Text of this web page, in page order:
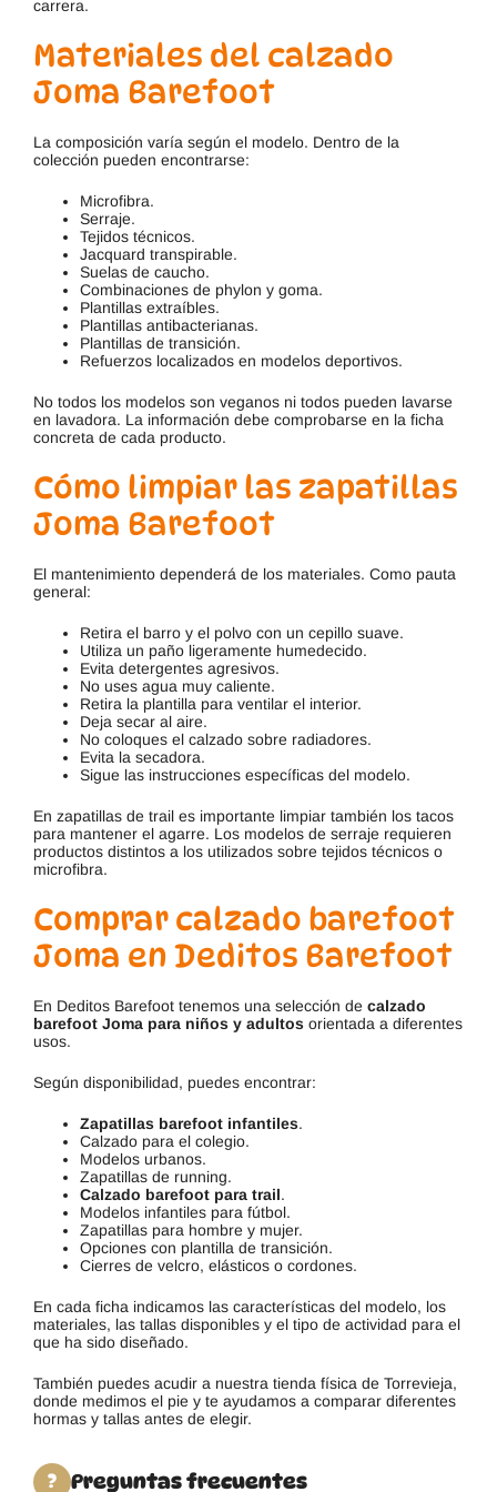
carrera.
Materiales del calzado
Joma Barefoot
La composición varía según el modelo. Dentro de la
colección pueden encontrarse:
Microfibra.
Serraje.
Tejidos técnicos.
Jacquard transpirable.
Suelas de caucho.
Combinaciones de phylon y goma.
Plantillas extraíbles.
Plantillas antibacterianas.
Plantillas de transición.
Refuerzos localizados en modelos deportivos.
No todos los modelos son veganos ni todos pueden lavarse
en lavadora. La información debe comprobarse en la ficha
concreta de cada producto.
Cómo limpiar las zapatillas
Joma Barefoot
El mantenimiento dependerá de los materiales. Como pauta
general:
Retira el barro y el polvo con un cepillo suave.
Utiliza un paño ligeramente humedecido.
Evita detergentes agresivos.
No uses agua muy caliente.
Retira la plantilla para ventilar el interior.
Deja secar al aire.
No coloques el calzado sobre radiadores.
Evita la secadora.
Sigue las instrucciones específicas del modelo.
En zapatillas de trail es importante limpiar también los tacos
para mantener el agarre. Los modelos de serraje requieren
productos distintos a los utilizados sobre tejidos técnicos o
microfibra.
Comprar calzado barefoot
Joma en Deditos Barefoot
En Deditos Barefoot tenemos una selección de calzado
barefoot Joma para niños y adultos orientada a diferentes
usos.
Según disponibilidad, puedes encontrar:
Zapatillas barefoot infantiles.
Calzado para el colegio.
Modelos urbanos.
Zapatillas de running.
Calzado barefoot para trail.
Modelos infantiles para fútbol.
Zapatillas para hombre y mujer.
Opciones con plantilla de transición.
Cierres de velcro, elásticos o cordones.
En cada ficha indicamos las características del modelo, los
materiales, las tallas disponibles y el tipo de actividad para el
que ha sido diseñado.
También puedes acudir a nuestra tienda física de Torrevieja,
donde medimos el pie y te ayudamos a comparar diferentes
hormas y tallas antes de elegir.
? Preguntas frecuentes